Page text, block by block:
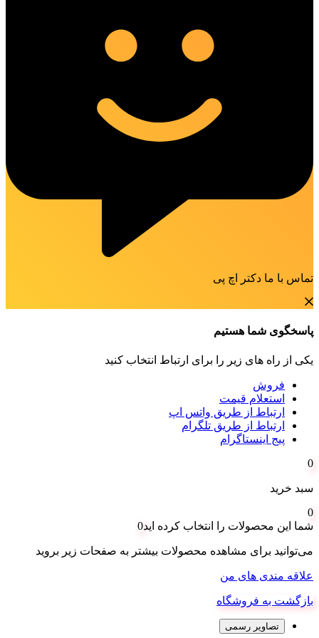
تماس با ما دکتر اچ پی
پاسخگوی شما هستیم
یکی از راه های زیر را برای ارتباط انتخاب کنید
فروش
استعلام قیمت
ارتباط از طریق واتس اپ
ارتباط از طریق تلگرام
پیج اینستاگرام
0
سبد خرید
0
شما این محصولات را انتخاب کرده اید0
می‌توانید برای مشاهده محصولات بیشتر به صفحات زیر بروید
علاقه مندی های من
بازگشت به فروشگاه
تصاویر رسمی